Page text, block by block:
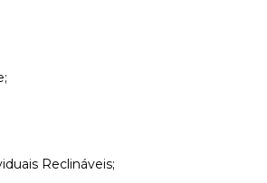
Reclináveis;